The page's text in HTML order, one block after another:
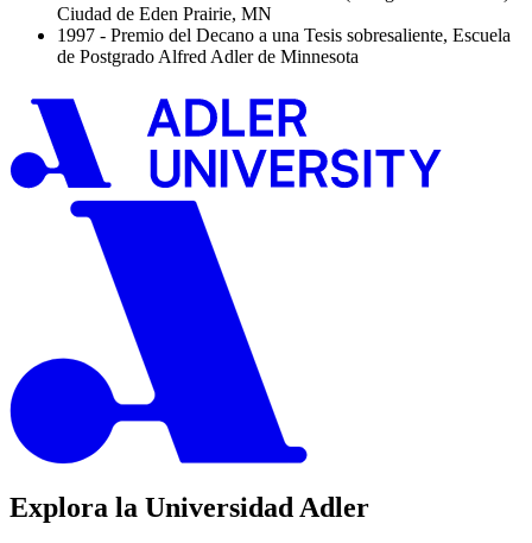
Ciudad de Eden Prairie, MN
1997 - Premio del Decano a una Tesis sobresaliente, Escuela
de Postgrado Alfred Adler de Minnesota
Explora la Universidad Adler